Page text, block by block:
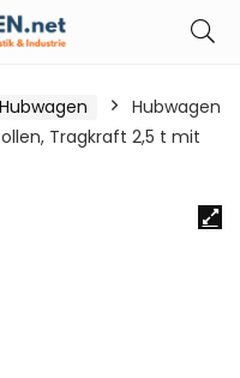
Hubwagen
Tragkraft 2,5 t mit